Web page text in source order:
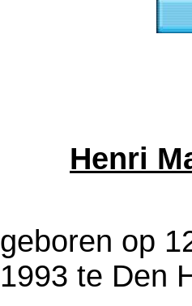
Henri
geboren op
1993 te Den